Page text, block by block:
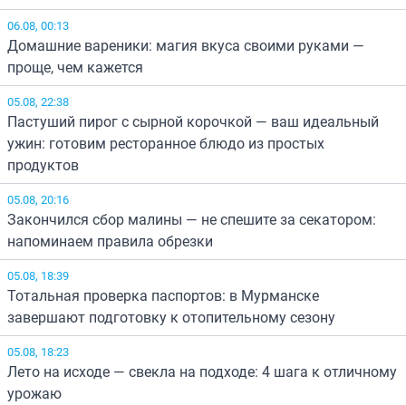
06.08, 00:13
Домашние вареники: магия вкуса своими руками —
проще, чем кажется
05.08, 22:38
Пастуший пирог с сырной корочкой — ваш идеальный
ужин: готовим ресторанное блюдо из простых
продуктов
05.08, 20:16
Закончился сбор малины — не спешите за секатором:
напоминаем правила обрезки
05.08, 18:39
Тотальная проверка паспортов: в Мурманске
завершают подготовку к отопительному сезону
05.08, 18:23
Лето на исходе — свекла на подходе: 4 шага к отличному
урожаю